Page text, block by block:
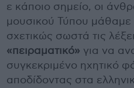
ε κάποιο σημείο, οι
μουσικού Τύπου μάθαμε
σχετικώς σωστά τις
«πειραματικό» για να
συγκεκριμένο ηχητικό
αποδίδοντας στα